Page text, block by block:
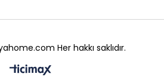
Her hakkı saklıdır.